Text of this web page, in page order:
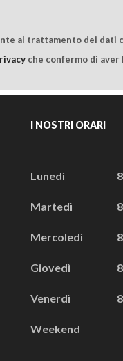
al trattamento dei
che confermo di
I NOSTRI ORARI
Lunedì
Martedì
Mercoledì
Giovedì
Venerdì
Weekend